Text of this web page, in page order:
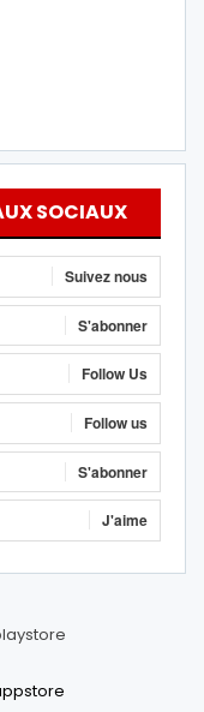
SOCIAUX
Suivez nous
S'abonner
Follow Us
Follow us
S'abonner
J'aime